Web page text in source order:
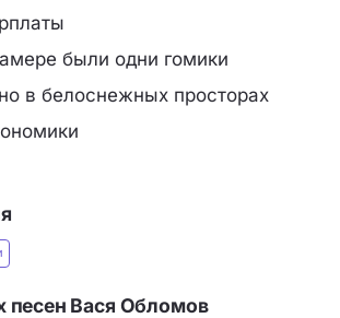
были одни гомики
в белоснежных просторах
песен Вася Обломов